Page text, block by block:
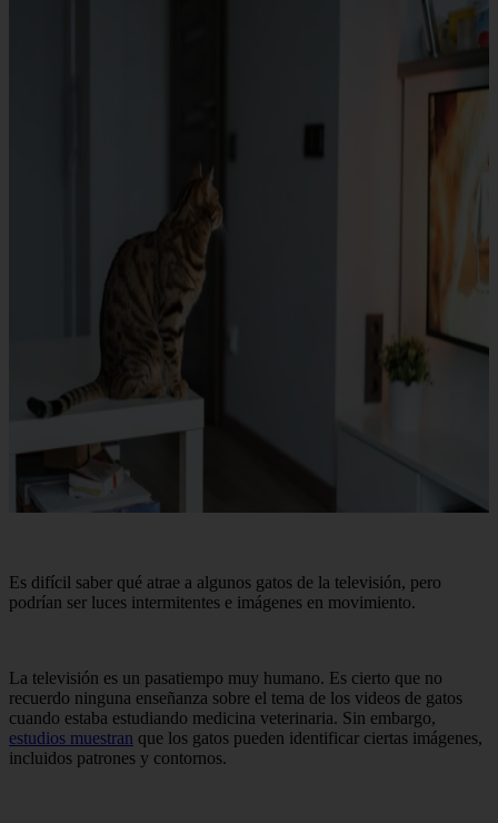
Es difícil saber qué atrae a algunos gatos de la televisión, pero
podrían ser luces intermitentes e imágenes en movimiento.
La televisión es un pasatiempo muy humano. Es cierto que no
recuerdo ninguna enseñanza sobre el tema de los videos de gatos
cuando estaba estudiando medicina veterinaria. Sin embargo,
estudios muestran que los gatos pueden identificar ciertas imágenes,
incluidos patrones y contornos.